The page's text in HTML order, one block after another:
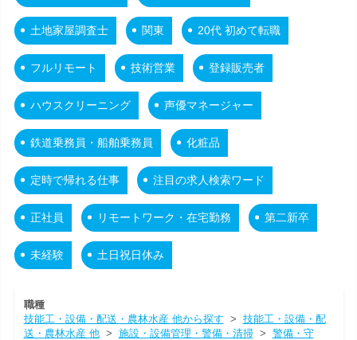
土地家屋調査士 関東 20代 初めて転職
フルリモート 技術営業 登録販売者
ハウスクリーニング 声優マネージャー
鉄道乗務員・船舶乗務員 化粧品
定時で帰れる仕事 注目の求人検索ワード
正社員 リモートワーク・在宅勤務 第二新卒
未経験 土日祝日休み
職種
技能工・設備・配送・農林水産 他から探す > 技能工・設備・配
送・農林水産 他> 施設・設備管理・警備・清掃> 警備・守